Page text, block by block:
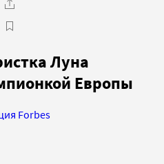
Луна
Европы
Forbes